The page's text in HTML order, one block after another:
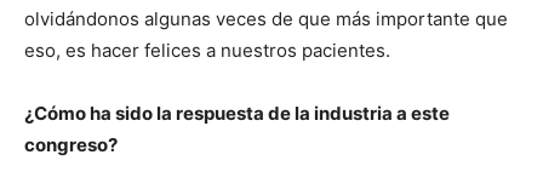
olvidándonos algunas veces de que más importante que
eso, es hacer felices a nuestros pacientes.
¿Cómo ha sido la respuesta de la industria a este
congreso?